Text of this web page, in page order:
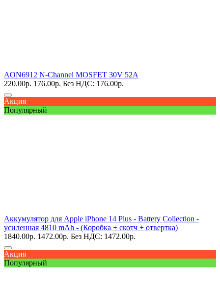
AON6912 N-Channel MOSFET 30V 52A
220.00р. 176.00р. Без НДС: 176.00р.
Акция
Популярный
Аккумулятор для Apple iPhone 14 Plus - Battery Collection -
усиленная 4810 mAh - (Коробка + скотч + отвертка)
1840.00р. 1472.00р. Без НДС: 1472.00р.
Акция
Популярный